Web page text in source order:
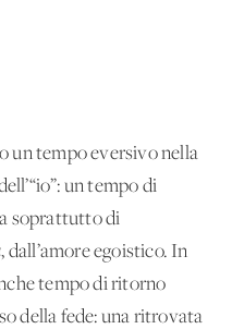
un tempo eversivo nella
un tempo di
soprattutto di
, dall’amore egoistico. In
tempo di ritorno
della fede: una ritrovata